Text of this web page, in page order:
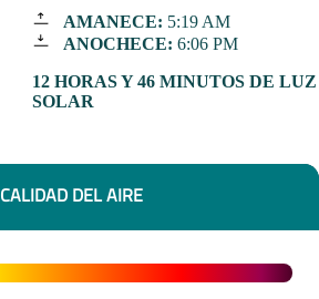
AMANECE: 5:19 AM
ANOCHECE: 6:06 PM
12 HORAS Y 46 MINUTOS DE LUZ
SOLAR
CALIDAD DEL AIRE